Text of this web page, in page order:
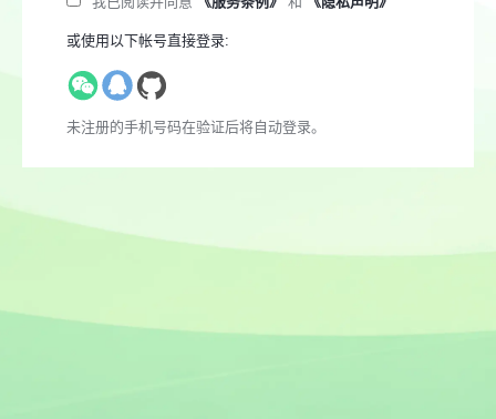
或使用以下帐号直接登录:
未注册的手机号码在验证后将自动登录。